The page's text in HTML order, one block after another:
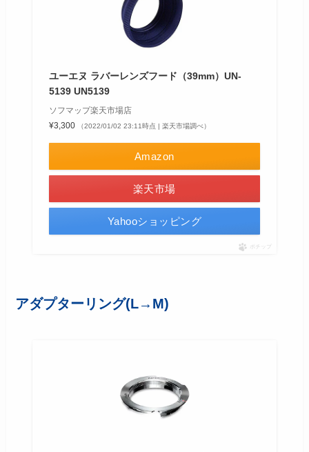
ユーエヌ ラバーレンズフード（39mm）UN-
5139 UN5139
ソフマップ楽天市場店
¥3,300
（2022/01/02 23:11時点 | 楽天市場調べ）
Amazon
楽天市場
Yahooショッピング
ポチップ
アダプターリング(L→M)